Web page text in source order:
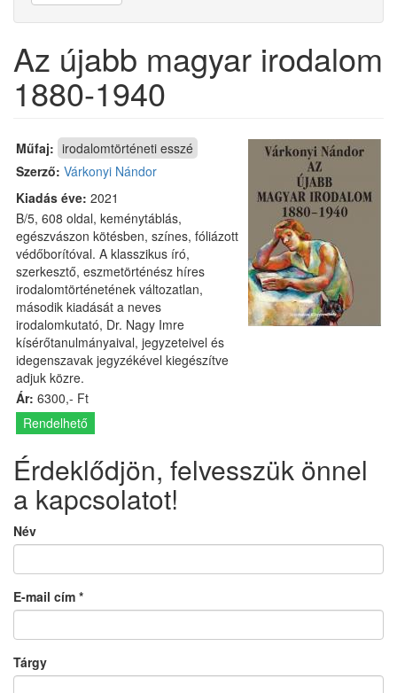
Az újabb magyar irodalom
1880-1940
Műfaj: irodalomtörténeti esszé
Szerző: Várkonyi Nándor
Kiadás éve: 2021
B/5, 608 oldal, keménytáblás,
egészvászon kötésben, színes, fóliázott
védőborítóval. A klasszikus író,
szerkesztő, eszmetörténész híres
irodalomtörténetének változatlan,
második kiadását a neves
irodalomkutató, Dr. Nagy Imre
kísérőtanulmányaival, jegyzeteivel és
idegenszavak jegyzékével kiegészítve
adjuk közre.
Ár: 6300,- Ft
Rendelhető
Érdeklődjön, felvesszük önnel
a kapcsolatot!
Név
E-mail cím *
Tárgy